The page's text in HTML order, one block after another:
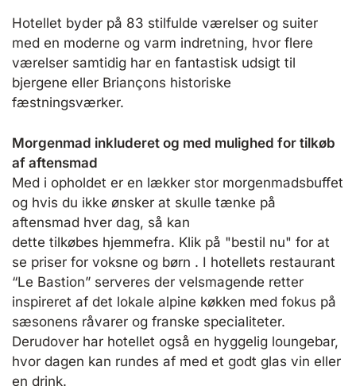
Hotellet byder på 83 stilfulde værelser og suiter
med en moderne og varm indretning, hvor flere
værelser samtidig har en fantastisk udsigt til
bjergene eller Briançons historiske
fæstningsværker.
Morgenmad inkluderet og med mulighed for tilkøb
af aftensmad
Med i opholdet er en lækker stor morgenmadsbuffet
og hvis du ikke ønsker at skulle tænke på
aftensmad hver dag, så kan
dette tilkøbes hjemmefra. Klik på "bestil nu" for at
se priser for voksne og børn . I hotellets restaurant
“Le Bastion” serveres der velsmagende retter
inspireret af det lokale alpine køkken med fokus på
sæsonens råvarer og franske specialiteter.
Derudover har hotellet også en hyggelig loungebar,
hvor dagen kan rundes af med et godt glas vin eller
en drink.